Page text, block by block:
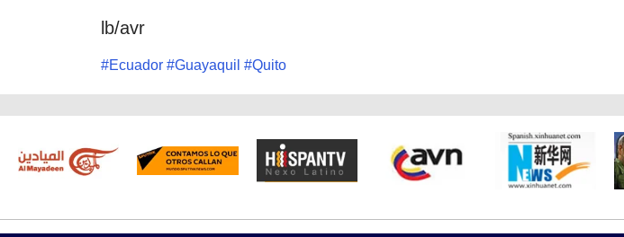
lb/avr
#Ecuador #Guayaquil #Quito